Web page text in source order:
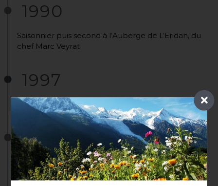
1990
Saisonnier puis second à l’Auberge de L’Eridan, du
chef Marc Veyrat
1997
Chef du Claridge à Londres
1998
Ouverture du Flocons de Sel au centre de Megève